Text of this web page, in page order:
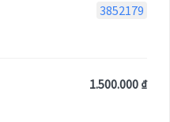
3852179
1.500.000 ₫